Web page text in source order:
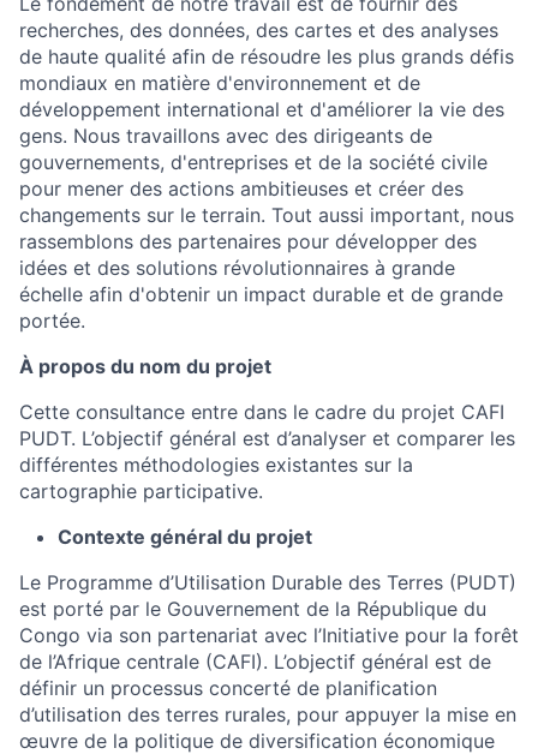
recherches, des données, des cartes et des analyses
de haute qualité afin de résoudre les plus grands défis
mondiaux en matière d'environnement et de
développement international et d'améliorer la vie des
gens. Nous travaillons avec des dirigeants de
gouvernements, d'entreprises et de la société civile
pour mener des actions ambitieuses et créer des
changements sur le terrain. Tout aussi important, nous
rassemblons des partenaires pour développer des
idées et des solutions révolutionnaires à grande
échelle afin d'obtenir un impact durable et de grande
portée.
À propos du nom du projet
Cette consultance entre dans le cadre du projet CAFI
PUDT. L’objectif général est d’analyser et comparer les
différentes méthodologies existantes sur la
cartographie participative.
Contexte général du projet
Le Programme d’Utilisation Durable des Terres (PUDT)
est porté par le Gouvernement de la République du
Congo via son partenariat avec l’Initiative pour la forêt
de l’Afrique centrale (CAFI). L’objectif général est de
définir un processus concerté de planification
d’utilisation des terres rurales, pour appuyer la mise en
œuvre de la politique de diversification économique